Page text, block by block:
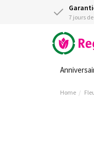
7 jours
Home